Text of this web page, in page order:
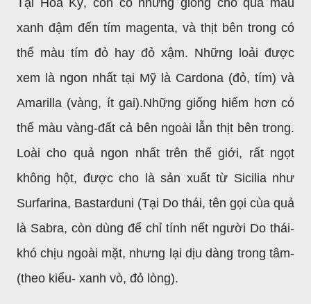
xanh đậm đến tím magenta, và thịt bên trong có
thể màu tím đỏ hay đỏ xậm. Những loải được
xem là ngon nhất tại Mỹ là Cardona (đỏ, tím) và
Amarilla (vàng, ít gai).Những giống hiếm hơn có
thể màu vàng-đất cả bên ngoài lẫn thịt bên trong.
Loài cho quả ngon nhất trên thế giới, rất ngọt
không hột, được cho là sản xuất từ Sicilia như
Surfarina, Bastarduni (Tại Do thái, tên gọi cùa quả
là Sabra, còn dùng để chỉ tính nết người Do thái-
khó chịu ngoài mặt, nhưng lại dịu dàng trong tâm-
(theo kiểu- xanh vò, đỏ lòng).